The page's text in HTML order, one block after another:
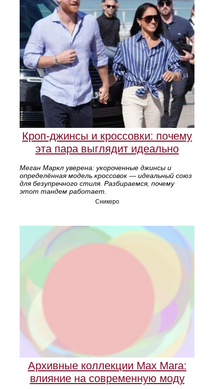
Кроп-джинсы и кроссовки: почему
эта пара выглядит идеально
Меган Маркл уверена: укороченные джинсы и
определённая модель кроссовок — идеальный союз
для безупречного стиля. Разбираемся, почему
этот тандем работает.
Сникеро
Архивные коллекции Max Mara:
влияние на современную моду